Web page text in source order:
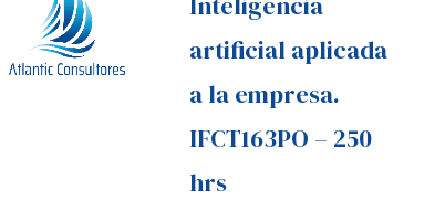
artificial aplicada
a la empresa.
IFCT163PO – 250
hrs